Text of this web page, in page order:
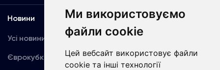
Ми використовуємо
файли cookie
Цей вебсайт використовує файли
cookie та інші технології
Новини
Усі новини
Єврокубки
Медіа
Динамо TV
Фотогалерея